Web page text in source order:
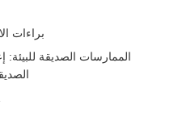
براءات
الممارسات الصديقة للبيئة: